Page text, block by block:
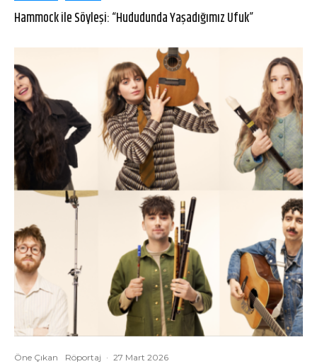
Hammock ile Söyleşi: “Hududunda Yaşadığımız Ufuk”
Öne Çıkan Röportaj · 27 Mart 2026